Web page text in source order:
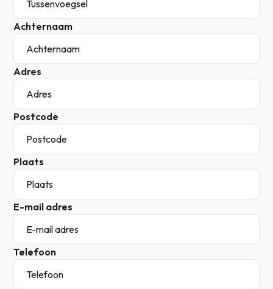
Achternaam
Adres
Postcode
Plaats
E-mail adres
Telefoon